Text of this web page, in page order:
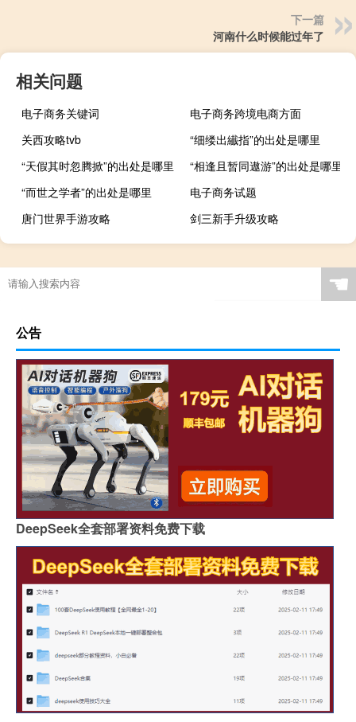
下一篇
河南什么时候能过年了
相关问题
电子商务关键词
电子商务跨境电商方面
关西攻略tvb
“细缕出纎指”的出处是哪里
“天假其时忽腾掀”的出处是哪里
“相逢且暂同遨游”的出处是哪里
“而世之学者”的出处是哪里
电子商务试题
唐门世界手游攻略
剑三新手升级攻略
☚
公告
DeepSeek全套部署资料免费下载